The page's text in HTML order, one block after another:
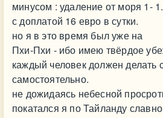
минусом : удаление от моря 1-
с доплатой 16 евро в сутки.
но я в это время был уже на
Пхи-Пхи - ибо имею твёрдое
каждый человек должен делать
самостоятельно.
не дожидаясь небесной
покатался я по Тайланду